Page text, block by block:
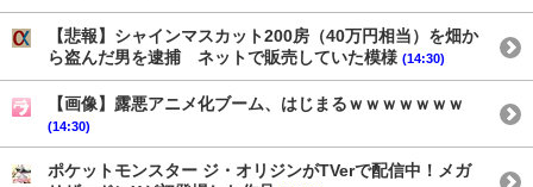
【悲報】シャインマスカット200房（40万円相当）を畑か
ら盗んだ男を逮捕 ネットで販売していた模様 (14:30)
【画像】露悪アニメ化ブーム、はじまるｗｗｗｗｗｗｗ
(14:30)
ポケットモンスター ジ・オリジンがTVerで配信中！メガ